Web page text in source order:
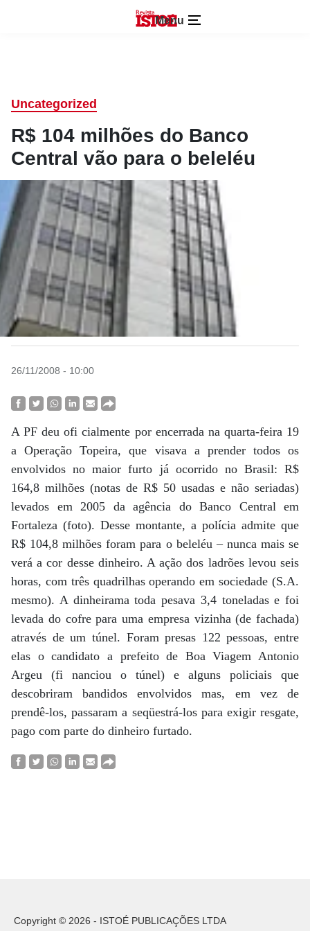
Menu
Uncategorized
R$ 104 milhões do Banco
Central vão para o beleléu
26/11/2008 - 10:00
A PF deu ofi cialmente por encerrada na quarta-feira 19
a Operação Topeira, que visava a prender todos os
envolvidos no maior furto já ocorrido no Brasil: R$
164,8 milhões (notas de R$ 50 usadas e não seriadas)
levados em 2005 da agência do Banco Central em
Fortaleza (foto). Desse montante, a polícia admite que
R$ 104,8 milhões foram para o beleléu – nunca mais se
verá a cor desse dinheiro. A ação dos ladrões levou seis
horas, com três quadrilhas operando em sociedade (S.A.
mesmo). A dinheirama toda pesava 3,4 toneladas e foi
levada do cofre para uma empresa vizinha (de fachada)
através de um túnel. Foram presas 122 pessoas, entre
elas o candidato a prefeito de Boa Viagem Antonio
Argeu (fi nanciou o túnel) e alguns policiais que
descobriram bandidos envolvidos mas, em vez de
prendê-los, passaram a seqüestrá-los para exigir resgate,
pago com parte do dinheiro furtado.
Copyright © 2026 - ISTOÉ PUBLICAÇÕES LTDA